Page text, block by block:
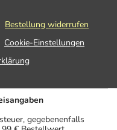
bei Säuglingen,
fragen Sie
Auswirkungen
kann von den
Da der Arzt sie
Bestellung widerrufen
Cookie-Einstellungen
gegebenenfalls